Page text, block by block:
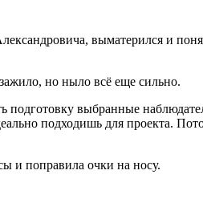
выматерился и
но ныло всё еще сильно.
подготовку выбранные
подходишь для проекта.
и поправила очки на носу.